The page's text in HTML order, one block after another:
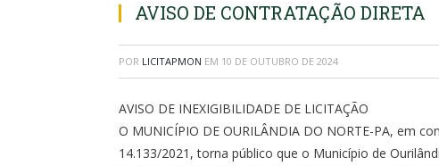
AVISO DE CONTRATAÇÃO DIRETA
POR LICITAPMON EM 10 DE OUTUBRO DE 2024
AVISO DE INEXIGIBILIDADE DE LICITAÇÃO
O MUNICÍPIO DE OURILÂNDIA DO NORTE-PA, em
14.133/2021, torna público que o Município de